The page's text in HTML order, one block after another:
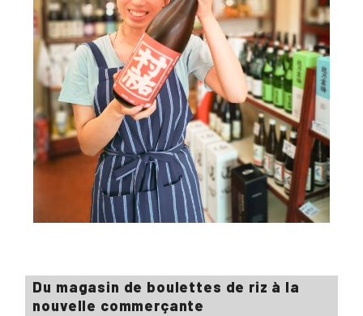
Du magasin de boulettes de riz à la
nouvelle commerçante